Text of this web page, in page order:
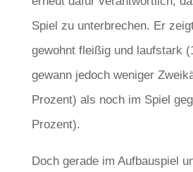
Spiel zu unterbrechen. Er
gewohnt fleißig und laufstark
gewann jedoch weniger
Prozent) als noch im Spiel
Prozent).
Doch gerade im Aufbauspiel